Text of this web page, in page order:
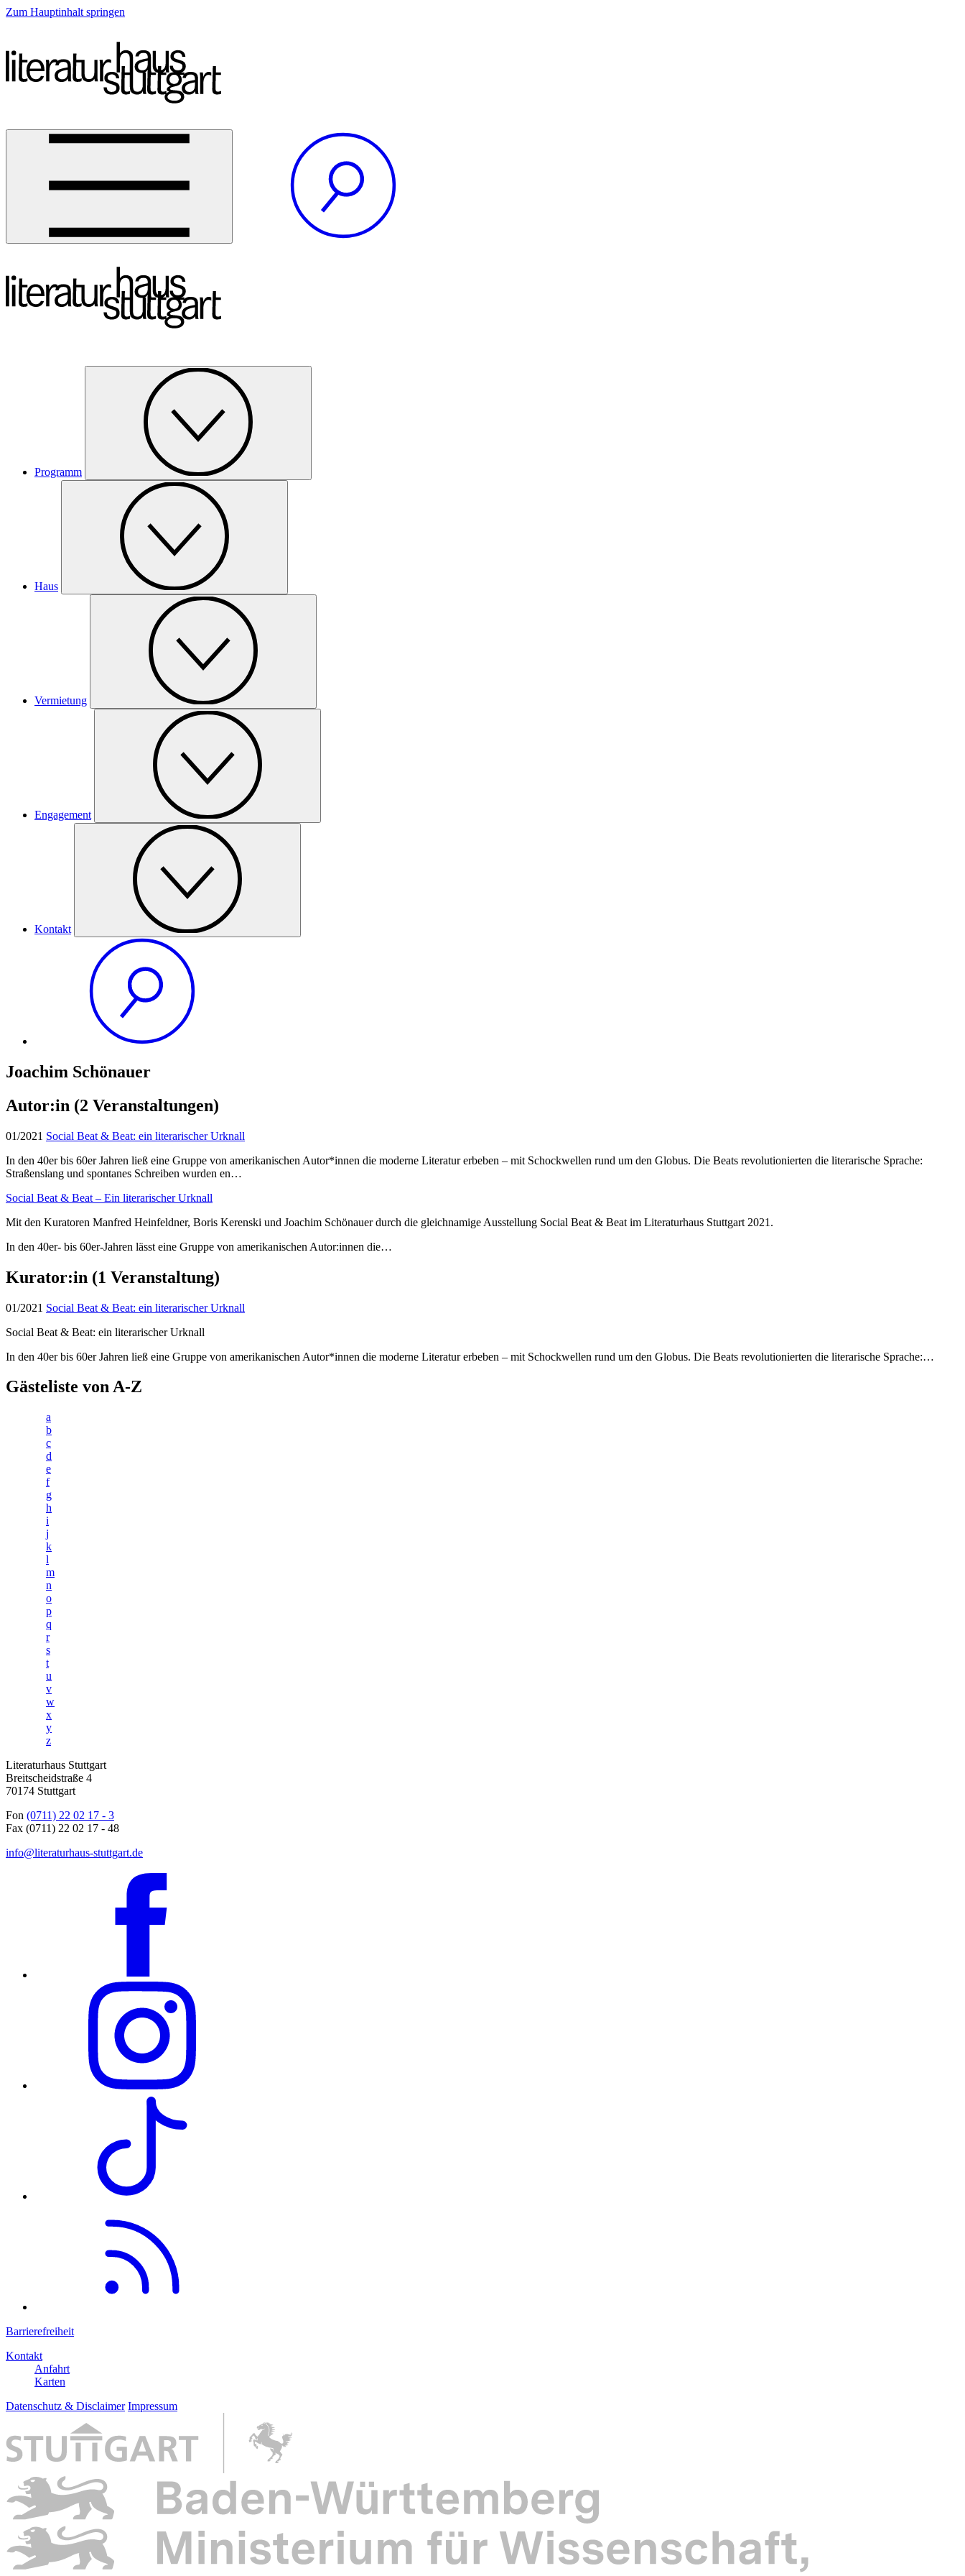
Zum Hauptinhalt springen
Programm
Haus
Vermietung
Engagement
Kontakt
Joachim Schönauer
Autor:in (2 Veranstaltungen)
01/2021 Social Beat & Beat: ein literarischer Urknall
In den 40er bis 60er Jahren ließ eine Gruppe von amerikanischen Autor*innen die moderne Literatur erbeben – mit Schockwellen rund um den Globus. Die Beats revolutionierten die literarische Sprache:
Straßenslang und spontanes Schreiben wurden en…
Social Beat & Beat – Ein literarischer Urknall
Mit den Kuratoren Manfred Heinfeldner, Boris Kerenski und Joachim Schönauer durch die gleichnamige Ausstellung Social Beat & Beat im Literaturhaus Stuttgart 2021.
In den 40er- bis 60er-Jahren lässt eine Gruppe von amerikanischen Autor:innen die…
Kurator:in (1 Veranstaltung)
01/2021 Social Beat & Beat: ein literarischer Urknall
Social Beat & Beat: ein literarischer Urknall
In den 40er bis 60er Jahren ließ eine Gruppe von amerikanischen Autor*innen die moderne Literatur erbeben – mit Schockwellen rund um den Globus. Die Beats revolutionierten die literarische Sprache:…
Gästeliste von A-Z
a
b
c
d
e
f
g
h
i
j
k
l
m
n
o
p
q
r
s
t
u
v
w
x
y
z
Literaturhaus Stuttgart
Breitscheidstraße 4
70174 Stuttgart
Fon (0711) 22 02 17 - 3
Fax (0711) 22 02 17 - 48
info@literaturhaus-stuttgart.de
Barrierefreiheit
Kontakt
Anfahrt
Karten
Datenschutz & Disclaimer Impressum